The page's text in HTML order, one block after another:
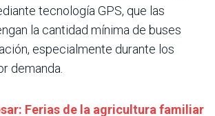
tecnología GPS, que las
la cantidad mínima de buses
especialmente durante los
demanda.
Ferias de la agricultura familiar